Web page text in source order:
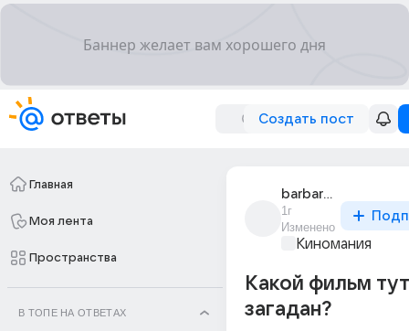
Создать пост
Главная
Моя лента
Пространства
В ТОПЕ НА ОТВЕТАХ
barbara_jelly
1г
Изменено
Киномания
Какой фильм тут
загадан?